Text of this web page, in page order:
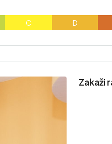
C D
Zakaži